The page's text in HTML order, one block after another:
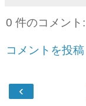
0 件のコメント:
コメントを投稿
‹